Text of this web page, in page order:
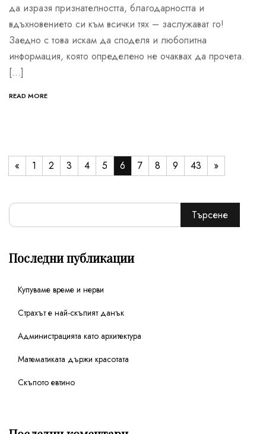
да изразя признателността, благодарността и
вдъхновението си към всички тях – заслужават го!
Заедно с това искам да споделя и любопитна
информация, която определено не очаквах да прочета.
[…]
READ MORE
« 1 2 3 4 5 6 7 8 9 43 »
Търсене
Последни публикации
Купуваме време и нерви
Страхът е най-скъпият данък
Администрацията като архитектура
Математиката държи красотата
Скъпото евтино